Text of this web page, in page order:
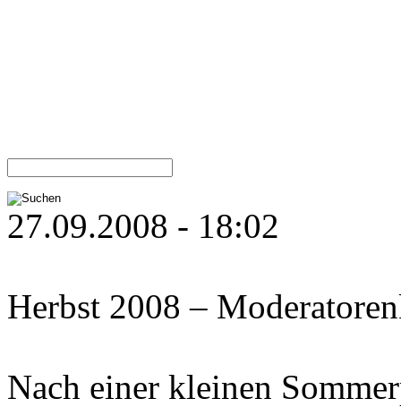
27.09.2008 - 18:02
Herbst 2008 –
Nach einer kleinen